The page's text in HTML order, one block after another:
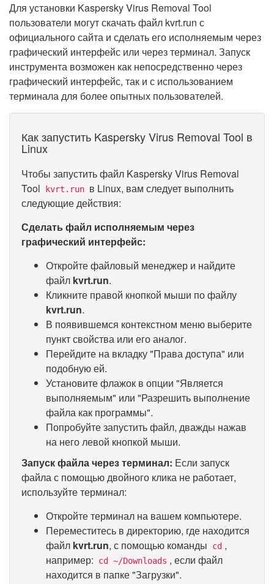
Для установки Kaspersky Virus Removal Tool
пользователи могут скачать файл kvrt.run с
официального сайта и сделать его исполняемым через
графический интерфейс или через терминал. Запуск
инструмента возможен как непосредственно через
графический интерфейс, так и с использованием
терминала для более опытных пользователей.
Как запустить Kaspersky Virus Removal Tool в
Linux
Чтобы запустить файл Kaspersky Virus Removal
Tool
kvrt.run в Linux, вам следует выполнить
следующие действия:
Сделать файл исполняемым через
графический интерфейс:
Откройте файловый менеджер и найдите
файл kvrt.run.
Кликните правой кнопкой мыши по файлу
kvrt.run.
В появившемся контекстном меню выберите
пункт свойства или его аналог.
Перейдите на вкладку "Права доступа" или
подобную ей.
Установите флажок в опции "Является
выполняемым" или "Разрешить выполнение
файла как программы".
Попробуйте запустить файл, дважды нажав
на него левой кнопкой мыши.
Запуск файла через терминал: Если запуск
файла с помощью двойного клика не работает,
используйте терминал:
Откройте терминал на вашем компьютере.
Переместитесь в директорию, где находится
файл kvrt.run, с помощью команды cd ,
например:
cd ~/Downloads , если файл
находится в папке "Загрузки".